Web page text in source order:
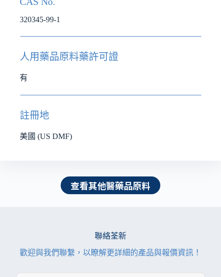
320345-99-1
人用藥品原料藥許可證
有
註冊地
美國 (US DMF)
查看其他醫藥品原料
聯絡荃新
歡迎與我們聯繫，以瞭解更詳細的產品與報價資訊！